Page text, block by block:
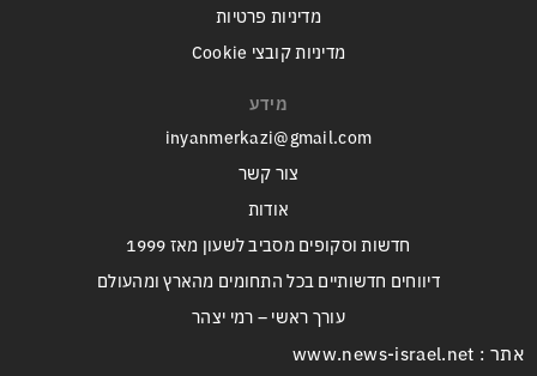
מדיניות פרטיות
מדיניות קובצי Cookie
מידע
inyanmerkazi@gmail.com
צור קשר
אודות
חדשות וסקופים מסביב לשעון מאז 1999
דיווחים חדשותיים בכל התחומים מהארץ ומהעולם
עורך ראשי – רמי יצהר
אתר : www.news-israel.net